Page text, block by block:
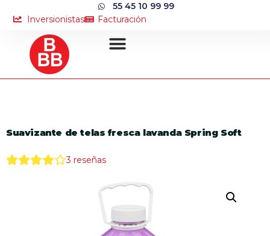
55 45 10 99 99
Inversionistas
Facturación
Suavizante de telas fresca lavanda Spring Soft
3 reseñas